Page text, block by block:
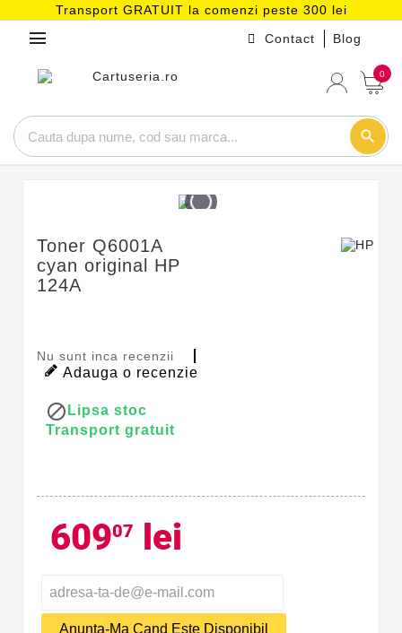
Transport GRATUIT la comenzi peste 300 lei
menu Contact Blog
0
search
Toner Q6001A
cyan original HP
124A
Nu sunt inca recenzii
Adauga o recenzie
 Lipsa stoc
Transport gratuit
60907 lei
Anunta-Ma Cand Este Disponibil